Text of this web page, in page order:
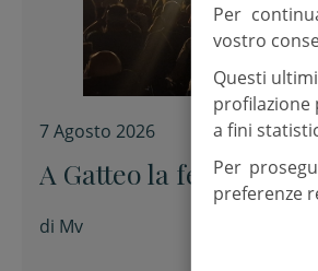
7 Agosto 2026
A Gatteo la festa di
di Mv
Per
vostro
Questi
profilazione
a fini
Per
preferenze